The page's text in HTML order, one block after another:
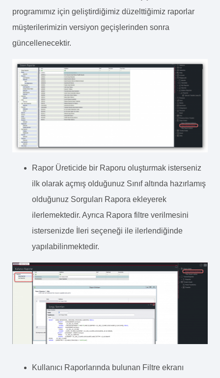
programımız için geliştirdiğimiz düzelttiğimiz raporlar
müşterilerimizin versiyon geçişlerinden sonra
güncellenecektir.
Rapor Üreticide bir Raporu oluşturmak isterseniz
ilk olarak açmış olduğunuz Sınıf altında hazırlamış
olduğunuz Sorguları Rapora ekleyerek
ilerlemektedir. Ayrıca Rapora filtre verilmesini
istersenizde İleri seçeneği ile ilerlendiğinde
yapılabilinmektedir.
Kullanıcı Raporlarında bulunan Filtre ekranı